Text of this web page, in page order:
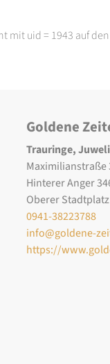
mit uid = 1943 auf
Goldene
Trauringe,
Maximilianstraße
Hinterer Anger
Oberer
0941-38223788
info@goldene-
https://